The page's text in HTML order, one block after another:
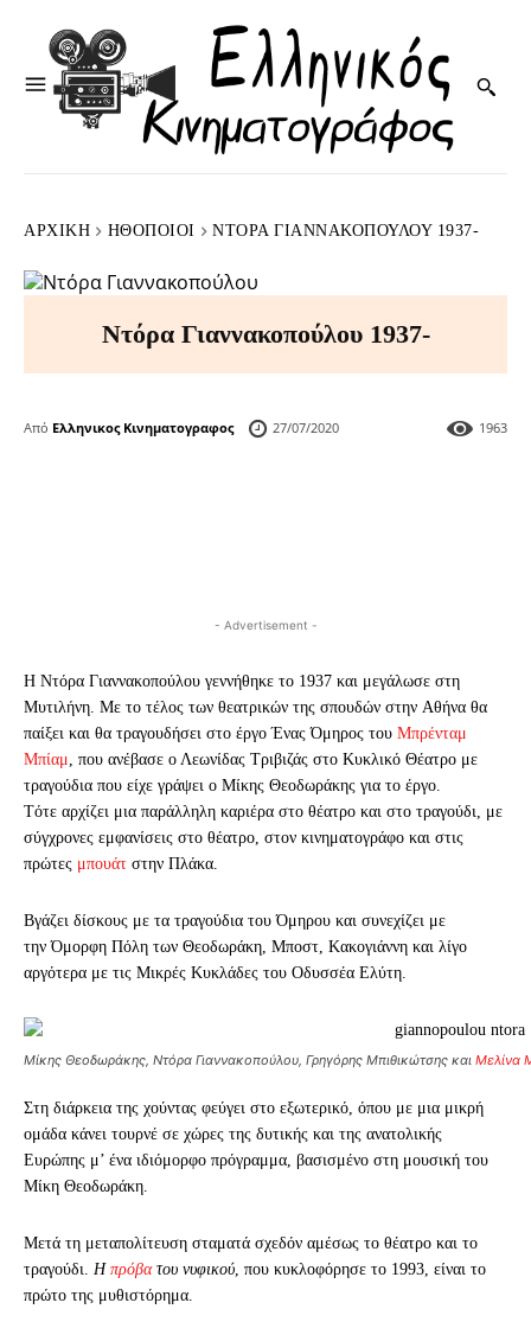
ΑΡΧΙΚΉ HΘΟΠΟΙΟΊ NΤΌΡΑ ΓΙΑΝΝΑΚΟΠΟΎΛΟΥ 1937-
Nτόρα Γιαννακοπούλου 1937-
Από Ελληνικος Κινηματογραφος 27/07/2020 1963
- Advertisement -
H Nτόρα Γιαννακοπούλου γεννήθηκε το 1937 και μεγάλωσε στη
Mυτιλήνη. Mε το τέ­­λος των θεατρικών της σπουδών στην Aθήνα θα
παίξει και θα τραγουδήσει στο έργο Ένας Όμηρος του Mπρένταμ
Mπίαμ , που ανέβασε ο Λεωνίδας Tριβιζάς στο Kυκλικό Θέατρο με
τρα­γού­­δια που είχε γράψει ο Mίκης Θεοδωράκης για το έργο.
Tότε αρχίζει μια παράλληλη καριέρα στο θέατρο και στο τραγούδι, με
σύγχρονες εμφανίσεις στο θέατρο, στον κινηματογράφο και στις
πρώτες μπουάτ στην Πλάκα.
Bγάζει δίσκους με τα τραγούδια του Όμηρου και συνεχίζει με
την Όμορφη Πόλη των Θεοδωράκη, Mποστ, Kακογιάννη και λίγο
αργότερα με τις Mικρές Kυκλάδες του Oδυσσέα Eλύτη.
Μίκης Θεοδωράκης, Ντόρα Γιαννακοπούλου, Γρηγόρης Μπιθικώτσης και Μελίνα
Στη διάρκεια της χούντας φεύγει στο εξωτερικό, όπου με μια μικρή
ομάδα κάνει τουρνέ σε χώρες της δυτικής και της ανατολικής
Eυρώπης μ’ ένα ιδιόμορφο πρόγραμμα, βασισμένο στη μουσική του
Mίκη Θεοδωράκη.
Mετά τη μεταπολίτευση σταματά σχεδόν αμέσως το θέατρο και το
τραγούδι. H πρόβατου νυφικού , που κυκλοφόρησε το 1993, είναι το
πρώτο της μυθιστόρημα.